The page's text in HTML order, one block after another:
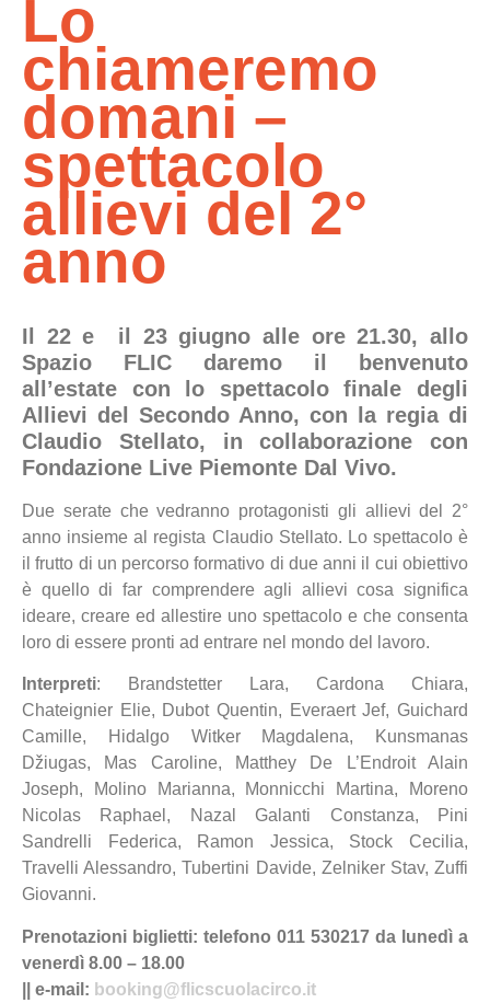
Lo
chiameremo
domani –
spettacolo
allievi del 2°
anno
Il 22 e il 23 giugno alle ore 21.30, allo
Spazio FLIC daremo il benvenuto
all’estate con lo spettacolo finale degli
Allievi del Secondo Anno, con la regia di
Claudio Stellato, in collaborazione con
Fondazione Live Piemonte Dal Vivo.
Due serate che vedranno protagonisti gli allievi del 2°
anno insieme al regista Claudio Stellato. Lo spettacolo è
il frutto di un percorso formativo di due anni il cui obiettivo
è quello di far comprendere agli allievi cosa significa
ideare, creare ed allestire uno spettacolo e che consenta
loro di essere pronti ad entrare nel mondo del lavoro.
Interpreti: Brandstetter Lara, Cardona Chiara,
Chateignier Elie, Dubot Quentin, Everaert Jef, Guichard
Camille, Hidalgo Witker Magdalena, Kunsmanas
Džiugas, Mas Caroline, Matthey De L’Endroit Alain
Joseph, Molino Marianna, Monnicchi Martina, Moreno
Nicolas Raphael, Nazal Galanti Constanza, Pini
Sandrelli Federica, Ramon Jessica, Stock Cecilia,
Travelli Alessandro, Tubertini Davide, Zelniker Stav, Zuffi
Giovanni.
Prenotazioni biglietti: telefono 011 530217 da lunedì a
venerdì 8.00 – 18.00
|| e-mail: booking@flicscuolacirco.it